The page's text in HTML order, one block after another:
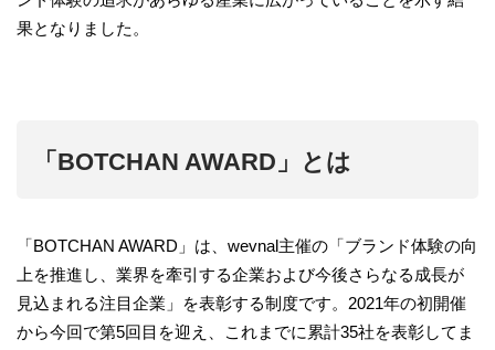
果となりました。
「BOTCHAN AWARD」とは
「BOTCHAN AWARD」は、wevnal主催の「ブランド体験の向
上を推進し、業界を牽引する企業および今後さらなる成長が
見込まれる注目企業」を表彰する制度です。2021年の初開催
から今回で第5回目を迎え、これまでに累計35社を表彰してま